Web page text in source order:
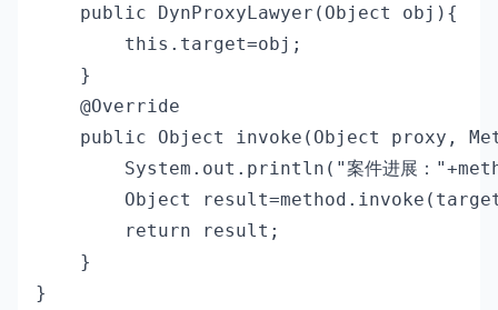
    public DynProxyLawyer(Object obj){
        this.target=obj;
    }
    @Override
public Object invoke(Object proxy,
System.out.println("案件进展：
Object
        return result;
    }
}